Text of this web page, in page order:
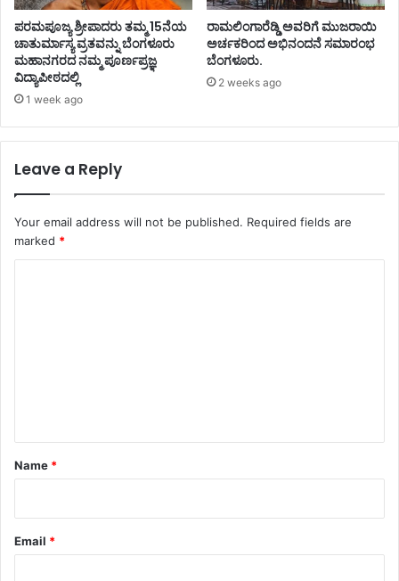
ಪರಮಪೂಜ್ಯ ಶ್ರೀಪಾದರು ತಮ್ಮ 15ನೆಯ
ಚಾತುರ್ಮಾಸ್ಯ ವ್ರತವನ್ನು ಬೆಂಗಳೂರು
ಮಹಾನಗರದ ನಮ್ಮ ಪೂರ್ಣಪ್ರಜ್ಞ
ವಿದ್ಯಾಪೀಠದಲ್ಲಿ
1 week ago
ರಾಮಲಿಂಗಾರೆಡ್ಡಿ ಅವರಿಗೆ ಮುಜರಾಯಿ
ಅರ್ಚಕರಿಂದ ಅಭಿನಂದನೆ ಸಮಾರಂಭ
ಬೆಂಗಳೂರು.
2 weeks ago
Leave a Reply
Your email address will not be published. Required fields are
marked *
*
Name *
Email *